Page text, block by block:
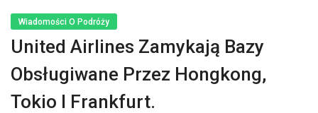
Wiadomości O Podróży
United Airlines Zamykają Bazy
Obsługiwane Przez Hongkong,
Tokio I Frankfurt.